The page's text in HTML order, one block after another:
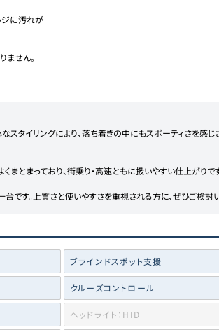
ジに汚れが
ません。
タイリングにより、落ち着きの中にもスポーティさを感
とまっており、街乗り・高速ともに扱いやすい仕上がりです
です。上質さと使いやすさを重視される方に、ぜひご検討
ブラインドスポット支援
クルーズコントロール
ヘッドライト：HID